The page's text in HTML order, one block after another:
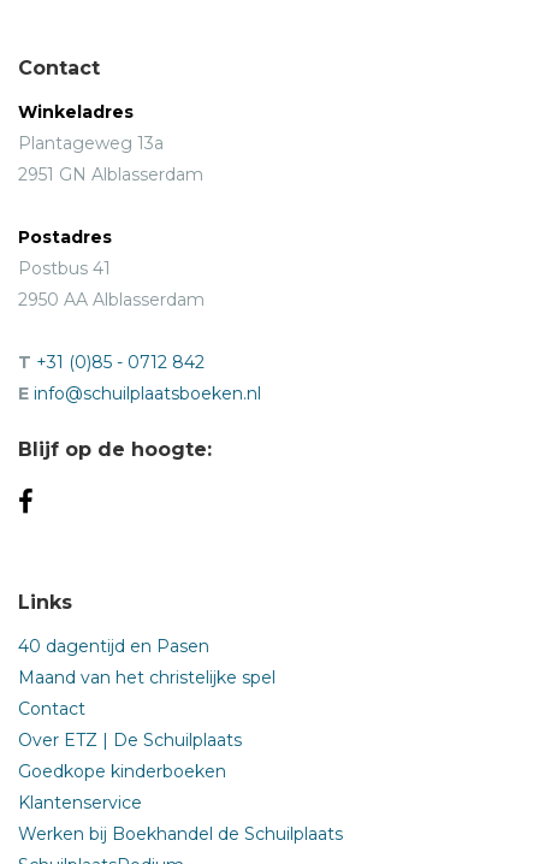
Contact
Winkeladres
Plantageweg 13a
2951 GN Alblasserdam
Postadres
Postbus 41
2950 AA Alblasserdam
T +31 (0)85 - 0712 842
E info@schuilplaatsboeken.nl
Blijf op de hoogte:
Links
40 dagentijd en Pasen
Maand van het christelijke spel
Contact
Over ETZ | De Schuilplaats
Goedkope kinderboeken
Klantenservice
Werken bij Boekhandel de Schuilplaats